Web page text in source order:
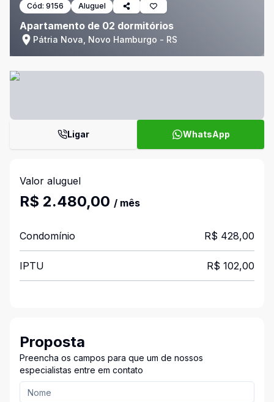
Cód: 9156 Aluguel
Apartamento de 02 dormitórios
Pátria Nova, Novo Hamburgo - RS
Ligar WhatsApp
Valor aluguel
R$ 2.480,00 / mês
Condomínio R$ 428,00
IPTU R$ 102,00
Proposta
Preencha os campos para que um de nossos
especialistas entre em contato